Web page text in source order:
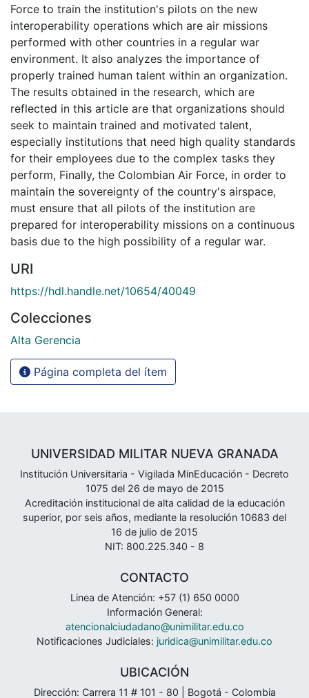
Force to train the institution's pilots on the new
interoperability operations which are air missions
performed with other countries in a regular war
environment. It also analyzes the importance of
properly trained human talent within an organization.
The results obtained in the research, which are
reflected in this article are that organizations should
seek to maintain trained and motivated talent,
especially institutions that need high quality standards
for their employees due to the complex tasks they
perform, Finally, the Colombian Air Force, in order to
maintain the sovereignty of the country's airspace,
must ensure that all pilots of the institution are
prepared for interoperability missions on a continuous
basis due to the high possibility of a regular war.
URI
https://hdl.handle.net/10654/40049
Colecciones
Alta Gerencia
Página completa del ítem
UNIVERSIDAD MILITAR NUEVA GRANADA
Institución Universitaria - Vigilada MinEducación - Decreto
1075 del 26 de mayo de 2015
Acreditación institucional de alta calidad de la educación
superior, por seis años, mediante la resolución 10683 del
16 de julio de 2015
NIT: 800.225.340 - 8
CONTACTO
Linea de Atención: +57 (1) 650 0000
Información General:
atencionalciudadano@unimilitar.edu.co
Notificaciones Judiciales: juridica@unimilitar.edu.co
UBICACIÓN
Dirección: Carrera 11 # 101 - 80 | Bogotá - Colombia